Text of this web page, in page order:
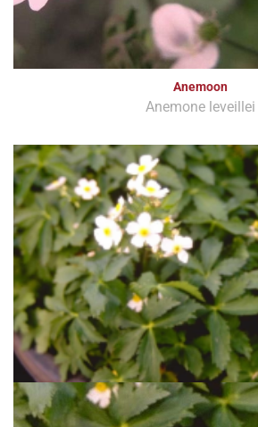
Anemoon
Anemone leveillei